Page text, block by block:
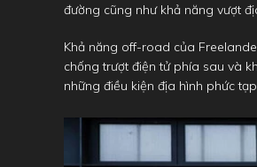
đường cũng như khả năng vượt
Khả năng off-road của
chống trượt điện tử phía sau và
những điều kiện địa hình phức